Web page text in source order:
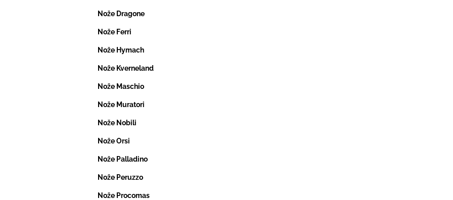
Nože Dragone
Nože Ferri
Nože Hymach
Nože Kverneland
Nože Maschio
Nože Muratori
Nože Nobili
Nože Orsi
Nože Palladino
Nože Peruzzo
Nože Procomas